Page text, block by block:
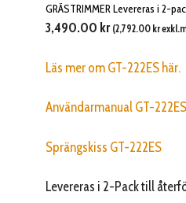
GRÄSTRIMMER Levereras i 2-
3,490.00 kr (2,792.00 kr
Läs mer om GT-222ES här.
Användarmanual GT-222ES
Sprängskiss GT-222ES
Levereras i 2-Pack till